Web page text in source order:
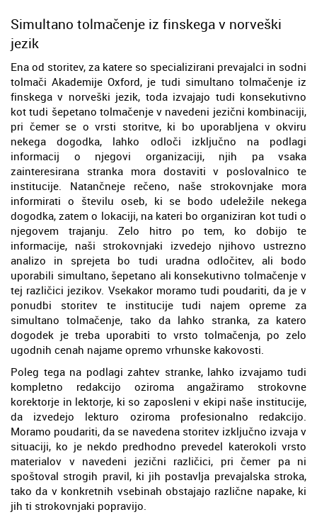
Simultano tolmačenje iz finskega v norveški
jezik
Ena od storitev, za katere so specializirani prevajalci in sodni
tolmači Akademije Oxford, je tudi simultano tolmačenje iz
finskega v norveški jezik, toda izvajajo tudi konsekutivno
kot tudi šepetano tolmačenje v navedeni jezični kombinaciji,
pri čemer se o vrsti storitve, ki bo uporabljena v okviru
nekega dogodka, lahko odloči izključno na podlagi
informacij o njegovi organizaciji, njih pa vsaka
zainteresirana stranka mora dostaviti v poslovalnico te
institucije. Natančneje rečeno, naše strokovnjake mora
informirati o številu oseb, ki se bodo udeležile nekega
dogodka, zatem o lokaciji, na kateri bo organiziran kot tudi o
njegovem trajanju. Zelo hitro po tem, ko dobijo te
informacije, naši strokovnjaki izvedejo njihovo ustrezno
analizo in sprejeta bo tudi uradna odločitev, ali bodo
uporabili simultano, šepetano ali konsekutivno tolmačenje v
tej različici jezikov. Vsekakor moramo tudi poudariti, da je v
ponudbi storitev te institucije tudi najem opreme za
simultano tolmačenje, tako da lahko stranka, za katero
dogodek je treba uporabiti to vrsto tolmačenja, po zelo
ugodnih cenah najame opremo vrhunske kakovosti.
Poleg tega na podlagi zahtev stranke, lahko izvajamo tudi
kompletno redakcijo oziroma angažiramo strokovne
korektorje in lektorje, ki so zaposleni v ekipi naše institucije,
da izvedejo lekturo oziroma profesionalno redakcijo.
Moramo poudariti, da se navedena storitev izključno izvaja v
situaciji, ko je nekdo predhodno prevedel katerokoli vrsto
materialov v navedeni jezični različici, pri čemer pa ni
spoštoval strogih pravil, ki jih postavlja prevajalska stroka,
tako da v konkretnih vsebinah obstajajo različne napake, ki
jih ti strokovnjaki popravijo.